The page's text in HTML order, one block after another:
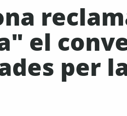
el
per